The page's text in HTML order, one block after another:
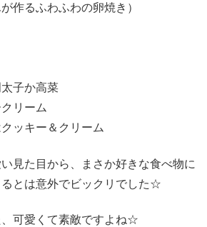
作るふわふわの卵焼き）
太子か高菜
リーム
ッキー＆クリーム
見た目から、まさか好きな食べ物に
るとは意外でビックリでした☆
可愛くて素敵ですよね☆